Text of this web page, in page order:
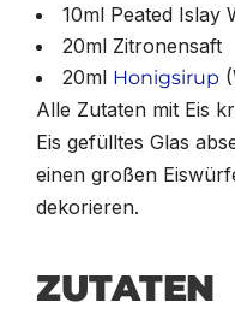
10ml Peated Islay
20ml Zitronensaft
20ml Honigsirup
Alle Zutaten mit Eis
Eis gefülltes Glas
einen großen
dekorieren.
ZUTATEN